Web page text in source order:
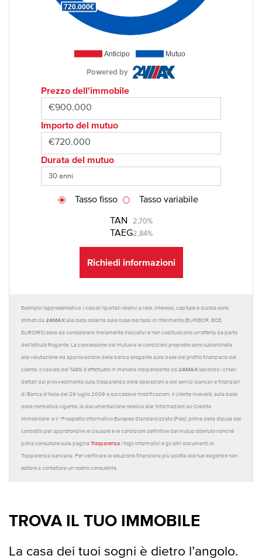
Anticipo Mutuo
720.000€
Powered by
Prezzo dell'immobile
Importo del mutuo
Durata del mutuo
TAN 2,70%
TAEG2,84%
Tasso fisso Tasso variabile
Richiedi informazioni
Esempio rappresentativo: I calcoli riportati relativi a rate, interessi, capitale e durata sono
stimati da 24MAX alla data odierna sulla base dei tassi di riferimento (EURIBOR, BCE,
EUROIRS) sono da considerarsi meramente indicativi e non costituiscono un'offerta da parte
dell'Istituto Rogante. La concessione del mutuo e le condizioni proposte sono subordinate
alla valutazione ed approvazione della banca erogante sulla base del profilo finanziario del
cliente. Il calcolo del TAEG è effettuato in maniera indipendente da 24MAX secondo i criteri
dettati dal provvedimento sulla trasparenza delle operazioni e dei servizi bancari e finanziari
di Banca d'Italia del 29 luglio 2009 e successive modificazioni. Il cliente riceverà, sulla base
della normativa vigente, la documentazione relativa alle 'Informazioni sul Credito
Immobiliare' e il “Prospetto Informativo Europeo Standardizzato (Pies)' prima della stipula del
contratto per approfondire le clausole e le condizioni definitive del mutuo ottenuto nonché
potrà consultare sulla pagina Trasparenza i fogli informativi e gli altri documenti di
Trasparenza bancaria. Per verificare la soluzione finanziaria più adatta alle tue esigenze non
esitare a contattare un nostro consulente.
TROVA IL TUO IMMOBILE
La casa dei tuoi sogni è dietro l’angolo.